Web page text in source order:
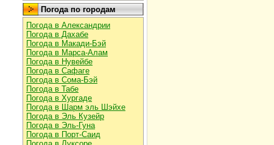
Погода по городам
Погода в Александрии
Погода в Дахабе
Погода в Макади-Бэй
Погода в Марса-Алам
Погода в Нувейбе
Погода в Сафаге
Погода в Сома-Бэй
Погода в Табе
Погода в Хургаде
Погода в Шарм эль Шэйхе
Погода в Эль Кузейр
Погода в Эль-Гуна
Погода в Порт-Саид